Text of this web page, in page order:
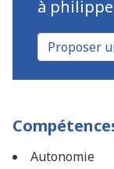
à philippe
Proposer
Autonomie